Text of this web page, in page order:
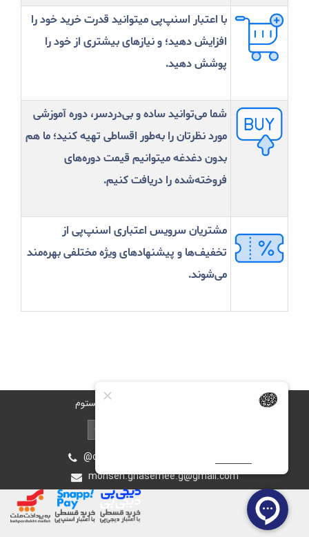
با اعتبار اسنپ‌پی میتوانید قدرت خرید خود را
افزایش دهید؛ و نیازهای بیشتری از خود را
پوشش دهید.
شما می‌توانید ساده و بی‌دردسر، دوره آموزشی
مورد نظرتان را به‌طور اقساطی تهیه کنید؛ ما هم
بدون دغدغه میتوانیم قیمت دوره‌های
فروخته‌شده را دریافت کنیم.
مشتریان سرویس اعتباری اسنپ‌پی از
تخفیف‌ها و پیشنهادهای ویژه مختلفی بهره‌مند
می‌شوند.
تهران، محله ستارخان، روبروی برق آلستوم
mohsen.ghasemee.g@gmail.com